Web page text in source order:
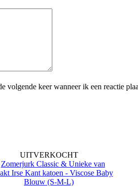
volgende keer wanneer ik een reactie
UITVERKOCHT